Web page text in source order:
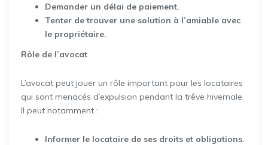
Demander un délai de paiement.
Tenter de trouver une solution à l’amiable avec
le propriétaire.
Rôle de l’avocat
L’avocat peut jouer un rôle important pour les locataires
qui sont menacés d’expulsion pendant la trêve hivernale.
Il peut notamment :
Informer le locataire de ses droits et obligations.